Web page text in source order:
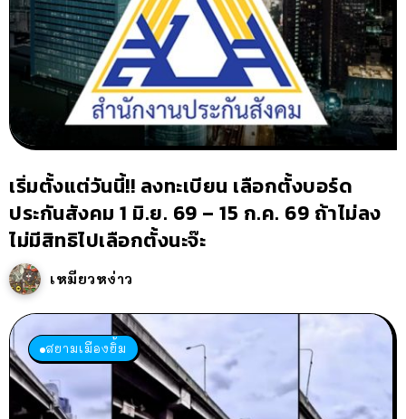
เริ่มตั้งแต่วันนี้!! ลงทะเบียน เลือกตั้งบอร์ด
ประกันสังคม 1 มิ.ย. 69 – 15 ก.ค. 69 ถ้าไม่ลง
ไม่มีสิทธิไปเลือกตั้งนะจ๊ะ
เหมียวหง่าว
สยามเมืองยิ้ม